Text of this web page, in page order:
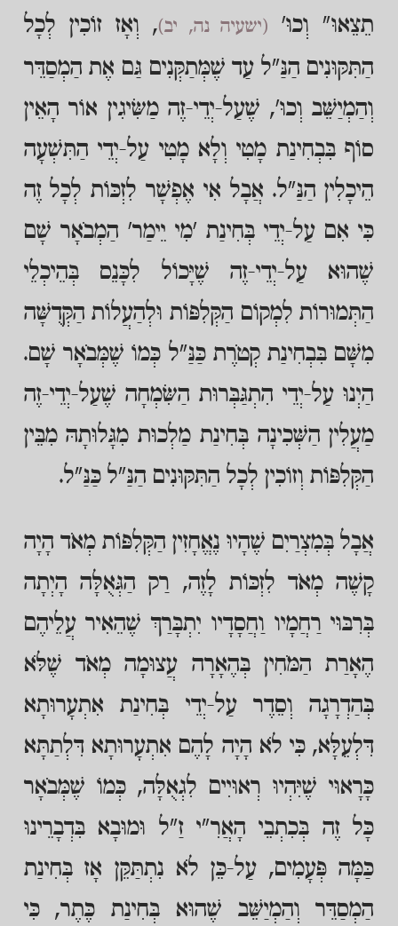
תֵצֵאוּ" וְכוּ' (ישעיה נה, יב), וְאָז זוֹכִין לְכָל
הַתִּקּוּנִים הַנַּ"ל עַד שֶׁמְּתַקְּנִים גַּם אֶת הַמְסַדֵּר
וְהַמְיַשֵּׁב וְכוּ', שֶׁעַל-יְדֵי-זֶה מַשִּׂיגִין אוֹר הָאֵין
סוֹף בִּבְחִינַת מָטִי וְלָא מָטִי עַל-יְדֵי הַתִּשְׁעָה
הֵיכָלִין הַנַּ"ל. אֲבָל אִי אֶפְשָׁר לִזְכּוֹת לְכָל זֶה
כִּי אִם עַל-יְדֵי בְּחִינַת 'מִי יֵימַר' הַמְבֹאָר שָׁם
שֶׁהוּא עַל-יְדֵי-זֶה שֶׁיָּכוֹל לִכָּנֵס בְּהֵיכְלֵי
הַתְּמוּרוֹת לִמְקוֹם הַקְּלִפּוֹת וּלְהַעֲלוֹת הַקְּדֻשָּׁה
מִשָּׁם בִּבְחִינַת קְטֹרֶת כַּנַּ"ל כְּמוֹ שֶׁמְּבֹאָר שָׁם.
הַיְנוּ עַל-יְדֵי הִתְגַּבְּרוּת הַשִּׂמְחָה שֶׁעַל-יְדֵי-זֶה
מַעֲלִין הַשְּׁכִינָה בְּחִינַת מַלְכוּת מִגָּלוּתָהּ מִבֵּין
הַקְּלִפּוֹת וְזוֹכִין לְכָל הַתִּקּוּנִים הַנַּ"ל כַּנַּ"ל.
אֲבָל בְּמִצְרַיִם שֶׁהָיוּ נֶאֱחָזִין הַקְּלִפּוֹת מְאֹד הָיָה
קָשֶׁה מְאֹד לִזְכּוֹת לָזֶה, רַק הַגְּאֻלָּה הָיְתָה
בְּרִבּוּי רַחֲמָיו וַחֲסָדָיו יִתְבָּרַךְ שֶׁהֵאִיר עֲלֵיהֶם
הֶאָרַת הַמֹּחִין בְּהֶאָרָה עֲצוּמָה מְאֹד שֶׁלֹּא
בְּהַדְרָגָה וְסֵדֶר עַל-יְדֵי בְּחִינַת אִתְעָרוּתָא
דִּלְעֵלָּא, כִּי לֹא הָיָה לָהֶם אִתְעָרוּתָא דִּלְתַתָּא
כָּרָאוּי שֶׁיִּהְיוּ רְאוּיִים לִגְאֻלָּה, כְּמוֹ שֶׁמְּבֹאָר
כָּל זֶה בְּכִתְבֵי הָאֲרִ"י זַ"ל וּמוּבָא בִּדְבָרֵינוּ
כַּמָּה פְּעָמִים, עַל-כֵּן לֹא נִתְתַּקֵּן אָז בְּחִינַת
הַמְסַדֵּר וְהַמְיַשֵּׁב שֶׁהוּא בְּחִינַת כֶּתֶר, כִּי